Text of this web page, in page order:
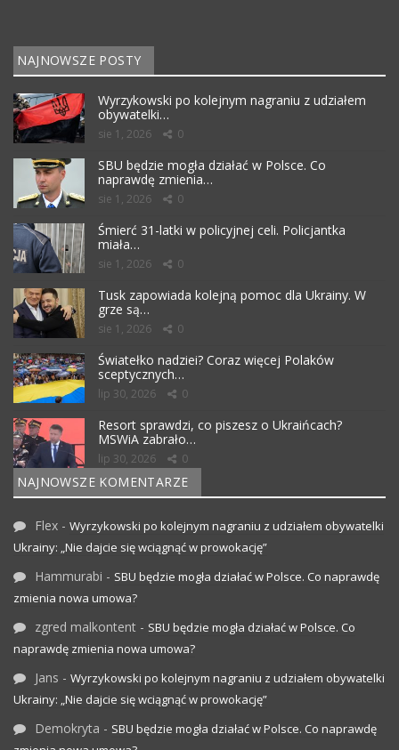
NAJNOWSZE POSTY
Wyrzykowski po kolejnym nagraniu z udziałem
obywatelki…
sie 1, 2026 0
SBU będzie mogła działać w Polsce. Co
naprawdę zmienia…
sie 1, 2026 0
Śmierć 31-latki w policyjnej celi. Policjantka
miała…
sie 1, 2026 0
Tusk zapowiada kolejną pomoc dla Ukrainy. W
grze są…
sie 1, 2026 0
Światełko nadziei? Coraz więcej Polaków
sceptycznych…
lip 30, 2026 0
Resort sprawdzi, co piszesz o Ukraińcach?
MSWiA zabrało…
lip 30, 2026 0
NAJNOWSZE KOMENTARZE
Flex - Wyrzykowski po kolejnym nagraniu z udziałem obywatelki
Ukrainy: „Nie dajcie się wciągnąć w prowokację”
Hammurabi - SBU będzie mogła działać w Polsce. Co naprawdę
zmienia nowa umowa?
zgred malkontent - SBU będzie mogła działać w Polsce. Co
naprawdę zmienia nowa umowa?
Jans - Wyrzykowski po kolejnym nagraniu z udziałem obywatelki
Ukrainy: „Nie dajcie się wciągnąć w prowokację”
Demokryta - SBU będzie mogła działać w Polsce. Co naprawdę